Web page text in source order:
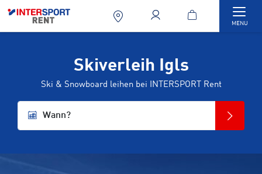
MENU
Skiverleih Igls
Ski & Snowboard leihen bei INTERSPORT Rent
Wann?